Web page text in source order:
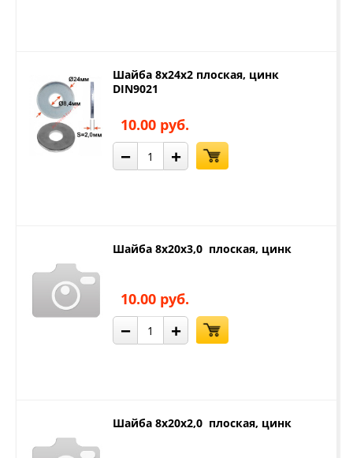
Шайба 8х24х2 плоская, цинк
DIN9021
10.00 руб.
− +
Шайба 8х20х3,0 плоская, цинк
10.00 руб.
− +
Шайба 8х20х2,0 плоская, цинк